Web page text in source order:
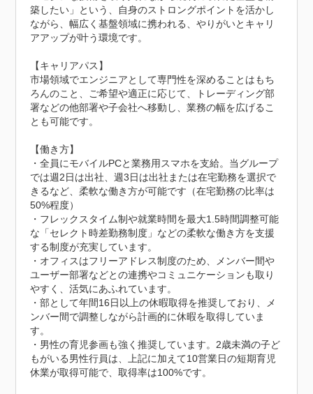
築したい」という、自身のストロングポイントを活かし
ながら、幅広く基盤領域に携われる、やりがいとキャリ
アアップが叶う環境です。
【キャリアパス】
市場領域でエンジニアとして専門性を深めることはもち
ろんのこと、ご希望や適正に応じて、トレーディング部
署などの他部署や子会社へ移動し、業務の幅を広げるこ
とも可能です。
【働き方】
・全員にモバイルPCと業務用スマホを支給。当グループ
では週2日は出社、週3日は出社または在宅勤務を選択で
きるなど、柔軟な働き方が可能です（在宅勤務の比率は
50%程度）
・フレックスタイム制や就業時間を最大1.5時間調整可能
な「セレクト時差勤務制度」などの柔軟な働き方を支援
する制度が充実しています。
・オフィスはフリーアドレス制度のため、メンバー間や
ユーザー部署などとの連携やコミュニケーションも取り
やすく、活気にあふれています。
・部として年間16日以上の休暇取得を推奨しており、メ
ンバー間で調整しながら計画的に休暇を取得していま
す。
・男性の育児参画も強く推奨しています。2歳未満の子ど
もがいる男性行員は、上記に加えて10営業日の短期育児
休業が取得可能で、取得率は100%です。